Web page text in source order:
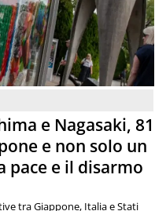
e Nagasaki, 81
e non solo un
pace e il disarmo
tra Giappone, Italia e Stati